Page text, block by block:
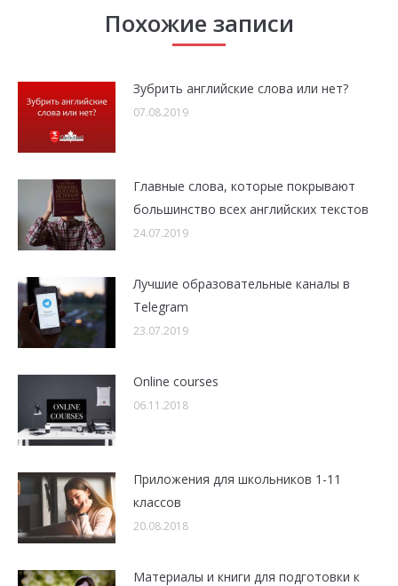
Похожие записи
Зубрить английские слова или нет?
07.08.2019
Главные слова, которые покрывают
большинство всех английских текстов
24.07.2019
Лучшие образовательные каналы в
Telegram
23.07.2019
Оnline courses
06.11.2018
Приложения для школьников 1-11
классов
20.08.2018
Mатериалы и книги для подготовки к